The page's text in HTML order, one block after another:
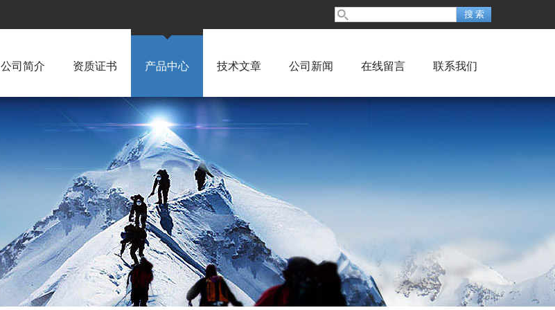
公司简介 资质证书 产品中心 技术文章 公司新闻 在线留言 联系我们